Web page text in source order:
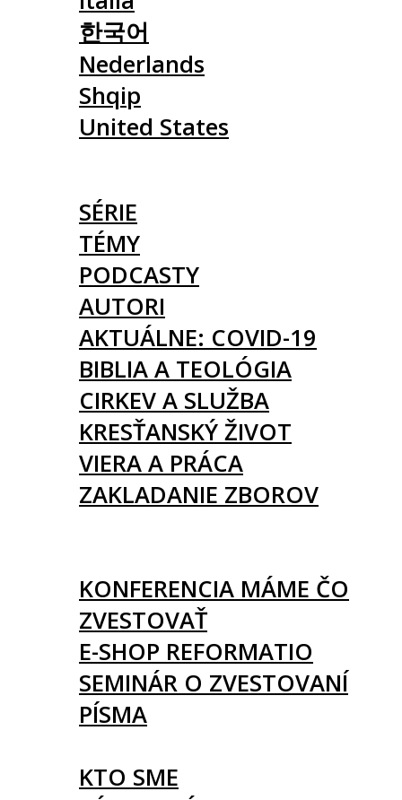
한국어
Nederlands
Shqip
United States
SÉRIE
TÉMY
PODCASTY
AUTORI
AKTUÁLNE: COVID-19
BIBLIA A TEOLÓGIA
CIRKEV A SLUŽBA
KRESŤANSKÝ ŽIVOT
VIERA A PRÁCA
ZAKLADANIE ZBOROV
KONFERENCIA MÁME ČO
ZVESTOVAŤ
E-SHOP REFORMATIO
SEMINÁR O ZVESTOVANÍ
PÍSMA
KTO SME